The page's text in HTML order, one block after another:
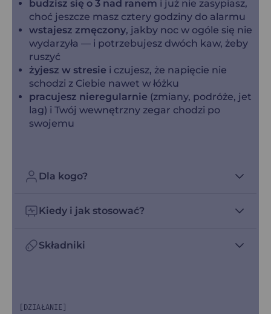
budzisz się o 3 nad ranem i już nie zasypiasz,
choć jeszcze masz cztery godziny do alarmu
wstajesz zmęczony, jakby noc w ogóle się nie
wydarzyła — i potrzebujesz dwóch kaw, żeby
ruszyć
żyjesz w stresie i czujesz, że napięcie nie
schodzi z Ciebie nawet w łóżku
pracujesz nieregularnie (zmiany, podróże, jet
lag) i Twój wewnętrzny zegar chodzi po
swojemu
Dla kogo?
Kiedy i jak stosować?
Składniki
[DZIAŁANIE]